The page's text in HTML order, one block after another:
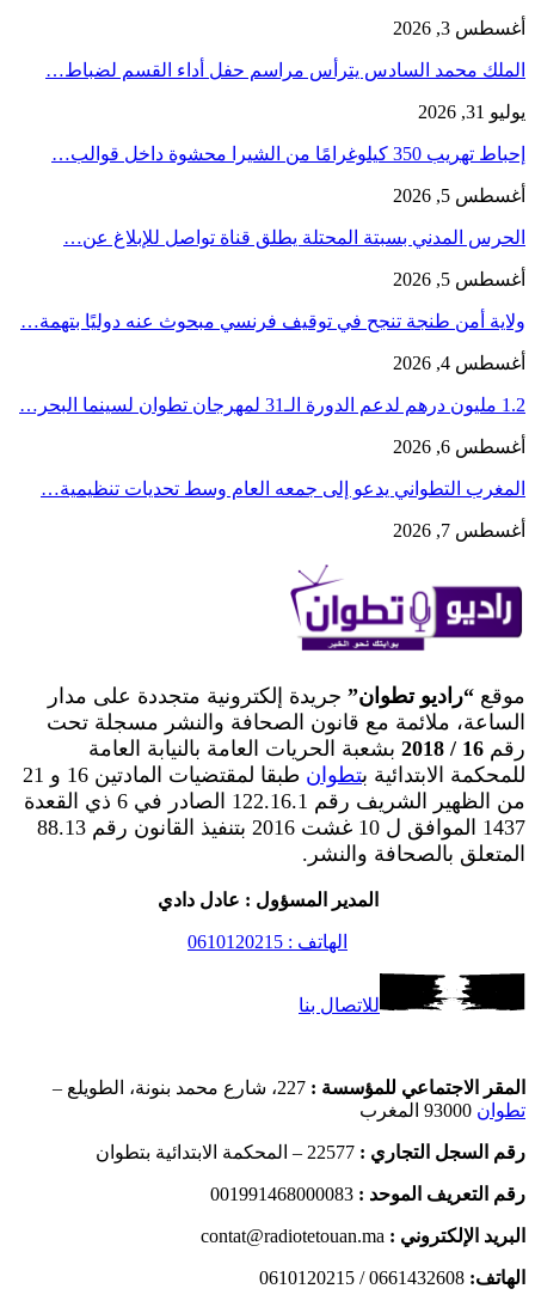
أغسطس 3, 2026
الملك محمد السادس يترأس مراسم حفل أداء القسم لضباط…
يوليو 31, 2026
إحباط تهريب 350 كيلوغرامًا من الشيرا محشوة داخل قوالب…
أغسطس 5, 2026
الحرس المدني بسبتة المحتلة يطلق قناة تواصل للإبلاغ عن…
أغسطس 5, 2026
ولاية أمن طنجة تنجح في توقيف فرنسي مبحوث عنه دوليًا بتهمة…
أغسطس 4, 2026
1.2 مليون درهم لدعم الدورة الـ31 لمهرجان تطوان لسينما البحر…
أغسطس 6, 2026
المغرب التطواني يدعو إلى جمعه العام وسط تحديات تنظيمية…
أغسطس 7, 2026
موقع “راديو تطوان” جريدة إلكترونية متجددة على مدار
الساعة، ملائمة مع قانون الصحافة والنشر مسجلة تحت
رقم 16 / 2018
بشعبة الحريات العامة بالنيابة العامة
للمحكمة الابتدائية بتطوان
طبقا لمقتضيات المادتين 16 و 21
من الظهير الشريف رقم 122.16.1 الصادر في 6 ذي القعدة
1437 الموافق ل 10 غشت 2016 بتنفيذ القانون رقم 88.13
المتعلق بالصحافة والنشر.
المدير المسؤول : عادل دادي
الهاتف : 0610120215
للاتصال بنا
المقر الاجتماعي للمؤسسة : 227، شارع محمد بنونة، الطويلع –
تطوان
رقم السجل التجاري : 22577 – المحكمة الابتدائية بتطوان
رقم التعريف الموحد : 001991468000083
البريد الإلكتروني : contat@radiotetouan.ma
الهاتف: 0661432608 / 0610120215